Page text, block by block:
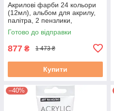
Акрилові фарби 24 кольори
(12мл), альбом для акрилу,
палітра, 2 пензлики,
мастихін, олівець, точилка,
гумка
Готово до відправки
877 ₴ 1 473 ₴
Купити
–40%